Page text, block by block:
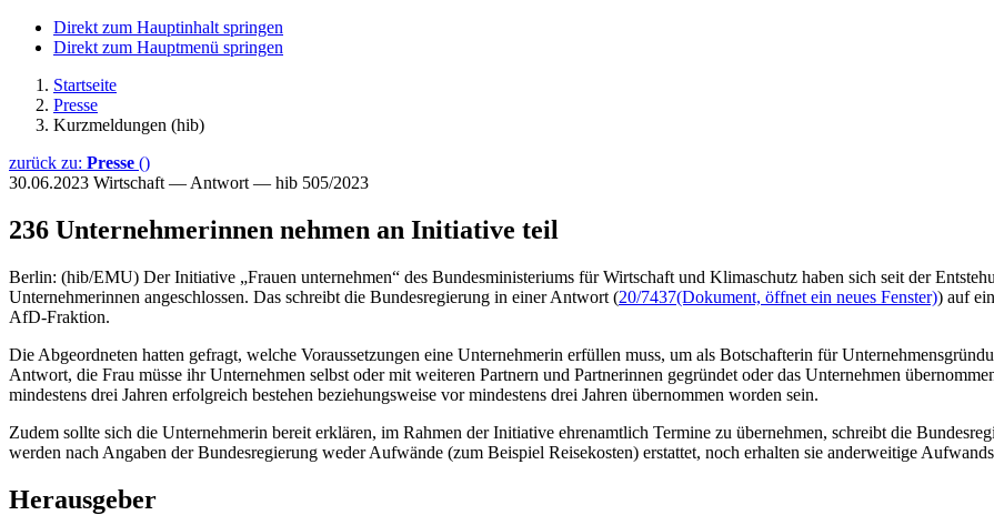
Direkt zum Hauptinhalt springen
Direkt zum Hauptmenü springen
Startseite
Presse
Kurzmeldungen (hib)
zurück zu: Presse ()
30.06.2023 Wirtschaft — Antwort — hib 505/2023
236 Unternehmerinnen nehmen an Initiative teil
Berlin: (hib/EMU) Der Initiative „Frauen unternehmen“ des Bundesministeriums für Wirtschaft und Klimaschutz haben sich seit der
Unternehmerinnen angeschlossen. Das schreibt die Bundesregierung in einer Antwort (20/7437(Dokument, öffnet ein neues Fenster)) auf
AfD-Fraktion.
Die Abgeordneten hatten gefragt, welche Voraussetzungen eine Unternehmerin erfüllen muss, um als Botschafterin für
Antwort, die Frau müsse ihr Unternehmen selbst oder mit weiteren Partnern und Partnerinnen gegründet oder das Unternehmen
mindestens drei Jahren erfolgreich bestehen beziehungsweise vor mindestens drei Jahren übernommen worden sein.
Zudem sollte sich die Unternehmerin bereit erklären, im Rahmen der Initiative ehrenamtlich Termine zu übernehmen, schreibt die
werden nach Angaben der Bundesregierung weder Aufwände (zum Beispiel Reisekosten) erstattet, noch erhalten sie anderweitige
Herausgeber